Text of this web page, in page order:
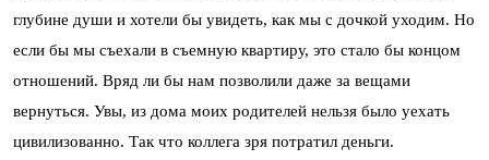
глубине души и хотели бы увидеть, как мы с дочкой уходим. Но
если бы мы съехали в съемную квартиру, это стало бы концом
отношений. Вряд ли бы нам позволили даже за вещами
вернуться. Увы, из дома моих родителей нельзя было уехать
цивилизованно. Так что коллега зря потратил деньги.